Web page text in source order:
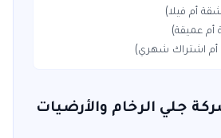
أم فيلا)
أم عميقة)
أم اشتراك شهري)
جلي الرخام والأرضيات